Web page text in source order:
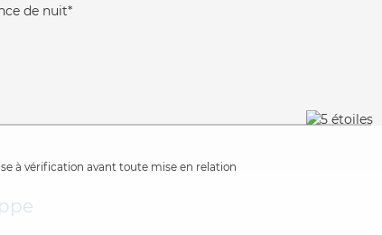
de nuit*
à vérification avant toute mise en relation